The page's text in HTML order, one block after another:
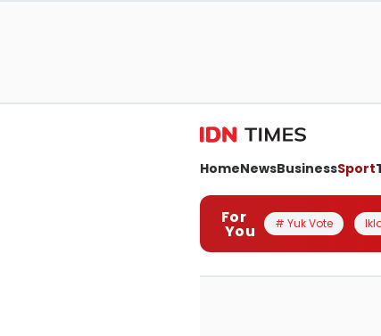
HomeNewsBusinessSport
For
You # Yuk Vote